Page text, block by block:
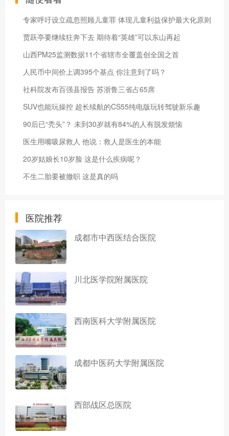
专家呼吁设立疏忽照顾儿童罪 体现儿童利益保护最大化原则
贾跃亭要继续狂奔下去 期待着“英雄”可以东山再起
山西PM25监测数据11个省辖市全覆盖创全国之首
人民币中间价上调395个基点 你注意到了吗？
社科院发布百强县报告 苏浙鲁三省占65席
SUV也能玩操控 超长续航的CS55纯电版玩转驾驶新乐趣
90后已“秃头”？ 未到30岁就有84%的人有脱发烦恼
医生用嘴吸尿救人 他说：救人是医生的本能
20岁姑娘长10岁脸 这是什么疾病呢？
不生二胎要被撤职 这是真的吗
医院推荐
成都市中西医结合医院
川北医学院附属医院
西南医科大学附属医院
成都中医药大学附属医院
西部战区总医院